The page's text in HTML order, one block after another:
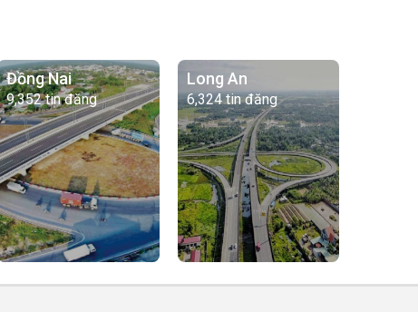
Đồng Nai
9,352 tin đăng
Long An
6,324 tin đăng